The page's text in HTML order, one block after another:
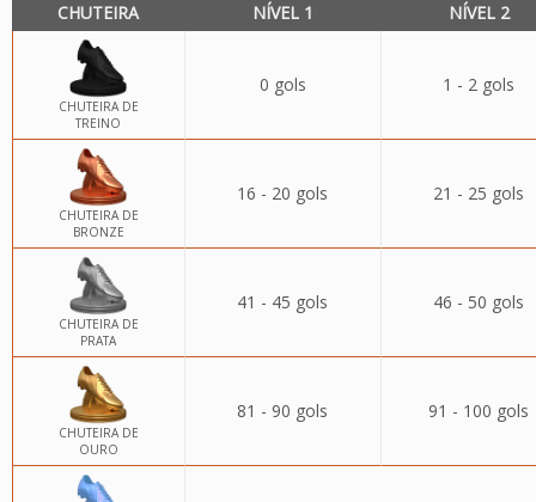
CHUTEIRA NÍVEL 1 NÍVEL 2
CHUTEIRA DE
TREINO
0 gols 1 - 2 gols
CHUTEIRA DE
BRONZE
16 - 20 gols 21 - 25 gols
CHUTEIRA DE
PRATA
41 - 45 gols 46 - 50 gols
CHUTEIRA DE
OURO
81 - 90 gols 91 - 100 gols